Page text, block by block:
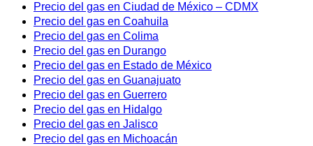
Precio del gas en Ciudad de México – CDMX
Precio del gas en Coahuila
Precio del gas en Colima
Precio del gas en Durango
Precio del gas en Estado de México
Precio del gas en Guanajuato
Precio del gas en Guerrero
Precio del gas en Hidalgo
Precio del gas en Jalisco
Precio del gas en Michoacán